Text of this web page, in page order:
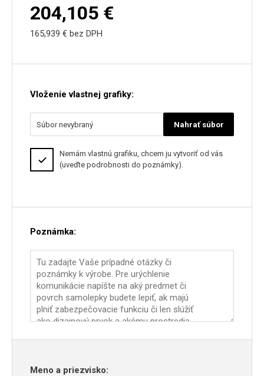
204,105 €
165,939 € bez DPH
Vloženie vlastnej grafiky:
Súbor nevybraný Nahrať súbor
Nemám vlastnú grafiku, chcem ju vytvoriť od vás
(uveďte podrobnosti do poznámky).
Poznámka:
Meno a priezvisko: